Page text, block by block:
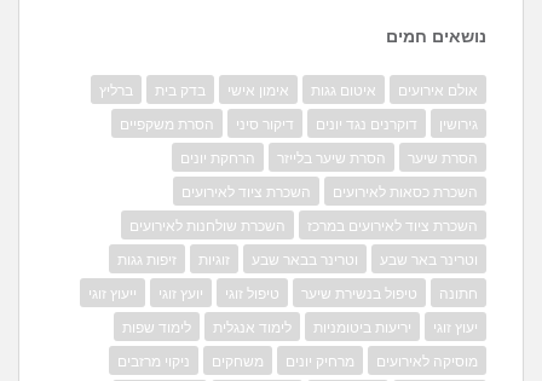
נושאים חמים
אולם אירועים איטום גגות אימון אישי בדק בית
ברליץ
גירושין
דוקרנים נגד יונים דיקור סיני
הסרת משקפיים
הסרת שיער
הסרת שיער בלייזר
הרחקת יונים
השכרת כסאות לאירועים
השכרת ציוד לאירועים
השכרת ציוד לאירועים במרכז
השכרת שולחנות לאירועים
וטרינר באר שבע
וטרינר בבאר שבע זוגיות
זיפות גגות
חתונה
טיפול בנשירת שיער טיפול זוגי יועץ זוגי
ייעוץ זוגי
יעוץ זוגי
יריעות ביטומניות לימוד אנגלית
לימוד שפות
מוסיקה לאירועים
מרחיק יונים משחקים ניקוי מרזבים